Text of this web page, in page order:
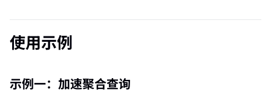
使用示例
示例一：加速聚合查询